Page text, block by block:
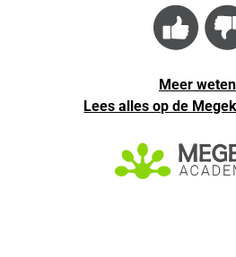
Meer
Lees alles op de